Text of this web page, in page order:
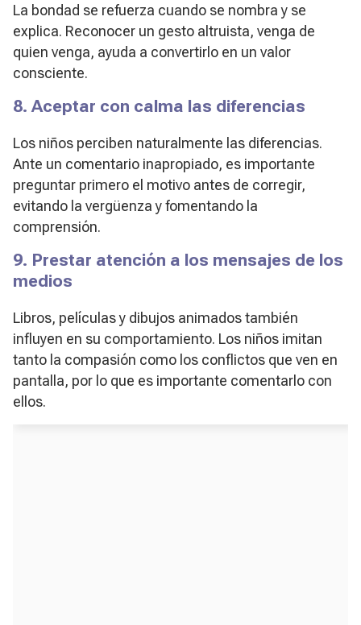
La bondad se refuerza cuando se nombra y se
explica. Reconocer un gesto altruista, venga de
quien venga, ayuda a convertirlo en un valor
consciente.
8. Aceptar con calma las diferencias
Los niños perciben naturalmente las diferencias.
Ante un comentario inapropiado, es importante
preguntar primero el motivo antes de corregir,
evitando la vergüenza y fomentando la
comprensión.
9. Prestar atención a los mensajes de los
medios
Libros, películas y dibujos animados también
influyen en su comportamiento. Los niños imitan
tanto la compasión como los conflictos que ven en
pantalla, por lo que es importante comentarlo con
ellos.